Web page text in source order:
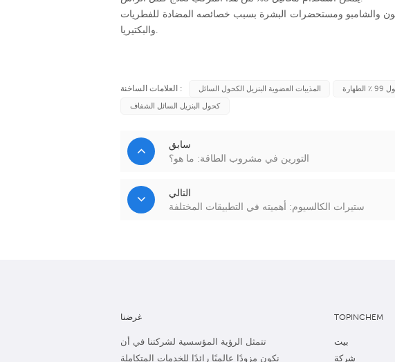
والشامبو ومستحضرات البشرة بسبب خصائصه المضادة للفطريات
العلامات الساخنة : المذيبات العضوية البنزيل الكحول السائل
كحول البنزيل السائل الشفاف
سابق
التورين في مشروب الطاقة: ما هو؟
التالي
ستيرات الكالسيوم: أهميته في التطبيقات المختلفة
غرضنا
تتمثل الرؤية المؤسسية لشركتنا في أن
نكون مزودًا عالميًا رائدًا للخدمات المتكاملة
TOPINCHEM
بيت
شركة